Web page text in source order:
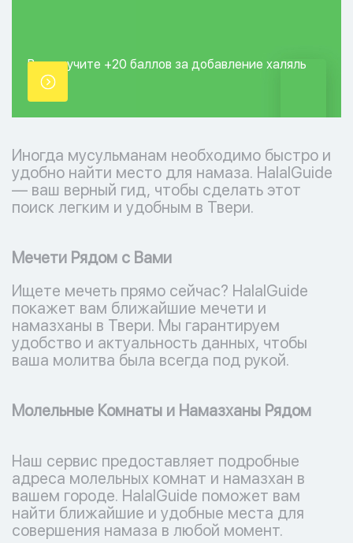
Вы получите +20 баллов за добавление халяль
точки.
Иногда мусульманам необходимо быстро и
удобно найти место для намаза. HalalGuide
— ваш верный гид, чтобы сделать этот
поиск легким и удобным в Твери.
Мечети Рядом с Вами
Ищете мечеть прямо сейчас? HalalGuide
покажет вам ближайшие мечети и
намазханы в Твери. Мы гарантируем
удобство и актуальность данных, чтобы
ваша молитва была всегда под рукой.
Молельные Комнаты и Намазханы Рядом
Наш сервис предоставляет подробные
адреса молельных комнат и намазхан в
вашем городе. HalalGuide поможет вам
найти ближайшие и удобные места для
совершения намаза в любой момент.